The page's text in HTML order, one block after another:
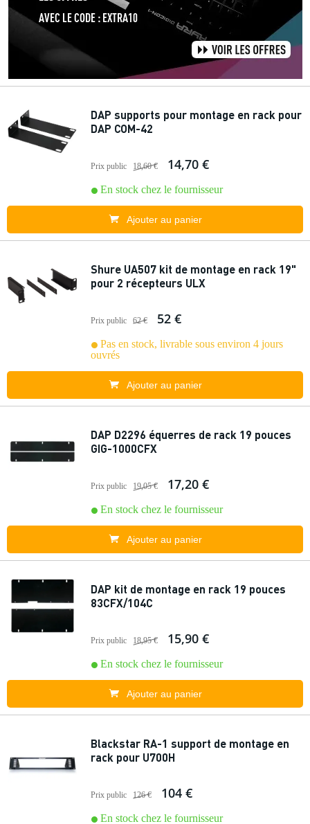
DAP supports pour montage en rack pour
DAP COM-42
Prix public 18,60 € 14,70 €
En stock chez le fournisseur
Ajouter au panier
Shure UA507 kit de montage en rack 19"
pour 2 récepteurs ULX
Prix public 62 € 52 €
Pas en stock, livrable sous environ 4 jours
ouvrés
Ajouter au panier
DAP D2296 équerres de rack 19 pouces
GIG-1000CFX
Prix public 19,05 € 17,20 €
En stock chez le fournisseur
Ajouter au panier
DAP kit de montage en rack 19 pouces
83CFX/104C
Prix public 18,95 € 15,90 €
En stock chez le fournisseur
Ajouter au panier
Blackstar RA-1 support de montage en
rack pour U700H
Prix public 126 € 104 €
En stock chez le fournisseur